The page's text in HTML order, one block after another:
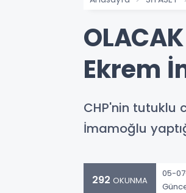
Ekrem
CHP'nin tutuklu
İmamoğlu
292 OKUNMA
05-